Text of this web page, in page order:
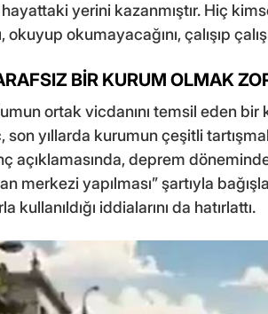
yerini kazanmıştır. Hiç
okuyup okumayacağını, çalışıp
BİR KURUM OLMAK
ortak vicdanını temsil eden
son yıllarda kurumun çeşitli
açıklamasında, deprem
merkezi yapılması” şartıyla
kullanıldığı iddialarını da hatırlattı.